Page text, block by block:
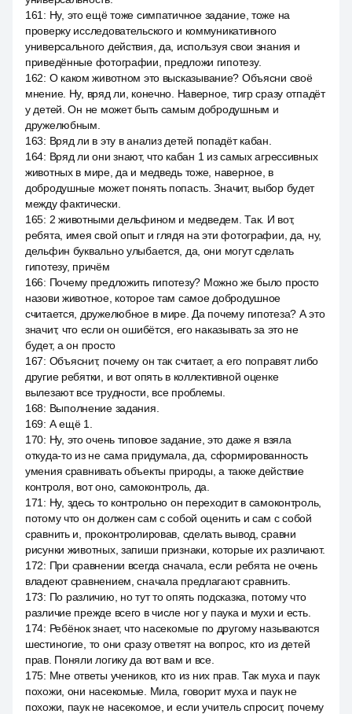
161 : Ну, это ещё тоже симпатичное задание, тоже на
проверку исследовательского и коммуникативного
универсального действия, да, используя свои знания и
приведённые фотографии, предложи гипотезу.
162: О каком животном это высказывание? Объясни своё
мнение. Ну, вряд ли, конечно. Наверное, тигр сразу отпадёт
у детей. Он не может быть самым добродушным и
дружелюбным.
163: Вряд ли в эту в анализ детей попадёт кабан.
164: Вряд ли они знают, что кабан 1 из самых агрессивных
животных в мире, да и медведь тоже, наверное, в
добродушные может понять попасть. Значит, выбор будет
между фактически.
165: 2 животными дельфином и медведем. Так. И вот,
ребята, имея свой опыт и глядя на эти фотографии, да, ну,
дельфин буквально улыбается, да, они могут сделать
гипотезу, причём
166: Почему предложить гипотезу? Можно же было просто
назови животное, которое там самое добродушное
считается, дружелюбное в мире. Да почему гипотеза? А это
значит, что если он ошибётся, его наказывать за это не
будет, а он просто
167: Объяснит, почему он так считает, а его поправят либо
другие ребятки, и вот опять в коллективной оценке
вылезают все трудности, все проблемы.
168: Выполнение задания.
169: А ещё 1.
170: Ну, это очень типовое задание, это даже я взяла
откуда-то из не сама придумала, да, сформированность
умения сравнивать объекты природы, а также действие
контроля, вот оно, самоконтроль, да.
171 : Ну, здесь то контрольно он переходит в самоконтроль,
потому что он должен сам с собой оценить и сам с собой
сравнить и, проконтролировав, сделать вывод, сравни
рисунки животных, запиши признаки, которые их различают.
172: При сравнении всегда сначала, если ребята не очень
владеют сравнением, сначала предлагают сравнить.
173: По различию, но тут то опять подсказка, потому что
различие прежде всего в числе ног у паука и мухи и есть.
174: Ребёнок знает, что насекомые по другому называются
шестиногие, то они сразу ответят на вопрос, кто из детей
прав. Поняли логику да вот вам и все.
175: Мне ответы учеников, кто из них прав. Так муха и паук
похожи, они насекомые. Мила, говорит муха и паук не
похожи, паук не насекомое, и если учитель спросит, почему